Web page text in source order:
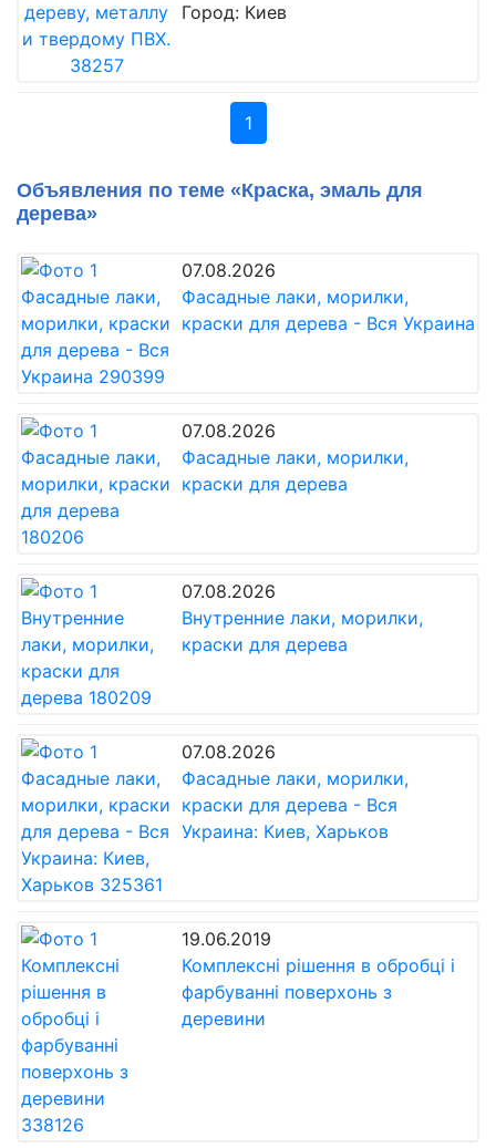
Город: Киев
1
Объявления по теме «Краска, эмаль для
дерева»
07.08.2026
Фасадные лаки, морилки,
краски для дерева - Вся Украина
07.08.2026
Фасадные лаки, морилки,
краски для дерева
07.08.2026
Внутренние лаки, морилки,
краски для дерева
07.08.2026
Фасадные лаки, морилки,
краски для дерева - Вся
Украина: Киев, Харьков
19.06.2019
Комплексні рішення в обробці і
фарбуванні поверхонь з
деревини